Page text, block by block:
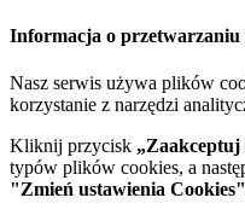
Informacja o przetwarzaniu
Nasz serwis używa plików
korzystanie z narzędzi
Kliknij przycisk
typów plików cookies, a
"Zmień ustawienia Cookies"